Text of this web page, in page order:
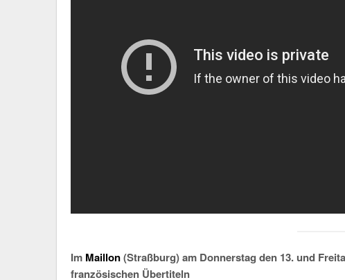
Im Maillon(Straßburg) am Donnerstag den 13. und
französischen Übertiteln